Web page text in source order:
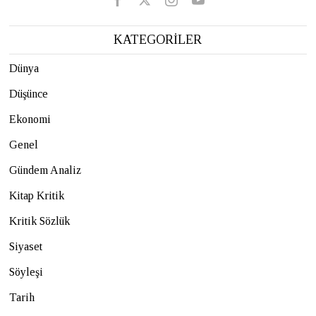
KATEGORİLER
Dünya
Düşünce
Ekonomi
Genel
Gündem Analiz
Kitap Kritik
Kritik Sözlük
Siyaset
Söyleşi
Tarih